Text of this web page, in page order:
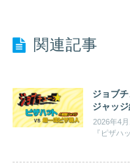
関連記事
ジョブ
ジャッジ
2026年4
『ピザハ